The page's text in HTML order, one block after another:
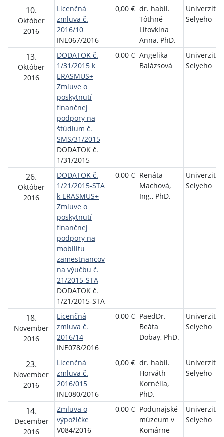
10.
Október
2016
Licenčná
zmluva č.
2016/10
INE067/2016
0,00 € dr. habil.
Tóthné
Litovkina
Anna, PhD.
Univerzita
Selyeho
13.
Október
2016
DODATOK č.
1/31/2015 k
ERASMUS+
Zmluve o
poskytnutí
finančnej
podpory na
štúdium č.
SMS/31/2015
DODATOK č.
1/31/2015
0,00 € Angelika
Balázsová
Univerzita
Selyeho
26.
Október
2016
DODATOK č.
1/21/2015-STA
k ERASMUS+
Zmluve o
poskytnutí
finančnej
podpory na
mobilitu
zamestnancov
na výučbu č.
21/2015-STA
DODATOK č.
1/21/2015-STA
0,00 € Renáta
Machová,
Ing., PhD.
Univerzita
Selyeho
18.
November
2016
Licenčná
zmluva č.
2016/14
INE078/2016
0,00 € PaedDr.
Beáta
Dobay, PhD.
Univerzita
Selyeho
23.
November
2016
Licenčná
zmluva č.
2016/015
INE080/2016
0,00 € dr. habil.
Horváth
Kornélia,
PhD.
Univerzita
Selyeho
14.
December
2016
Zmluva o
výpožičke
V084/2016
0,00 € Podunajské
múzeum v
Komárne
Univerzita
Selyeho